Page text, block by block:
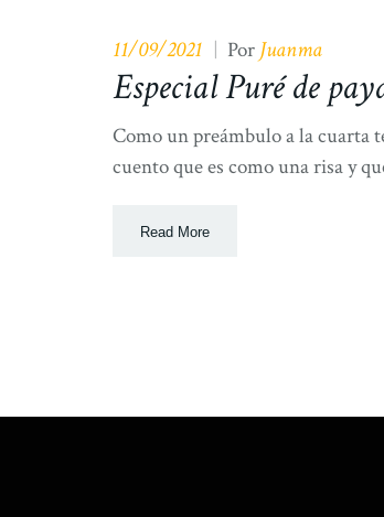
11/09/2021 | Por Juanma
Especial Puré de
Como un preámbulo a la cuarta
cuento que es como una risa y
Read More